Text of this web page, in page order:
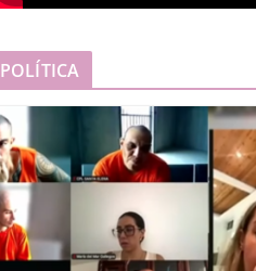
POLÍTICA